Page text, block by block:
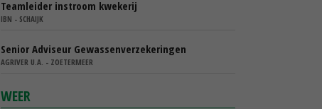
Teamleider instroom kwekerij
IBN - SCHAIJK
Senior Adviseur Gewassenverzekeringen
AGRIVER U.A. - ZOETERMEER
WEER